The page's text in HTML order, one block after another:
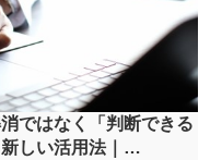
ではなく「判断できる
しい活用法｜